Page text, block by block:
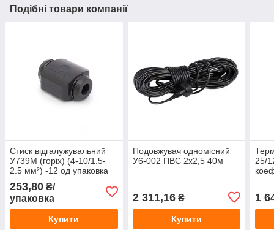
Подібні товари компанії
Стиск відгалужувальний
У739М (горіх) (4-10/1.5-
2.5 мм²) -12 од упаковка
253,80 ₴/
упаковка
Купити
Подовжувач одномісний
У6-002 ПВС 2х2,5 40м
2 311,16₴
Купити
25/
1